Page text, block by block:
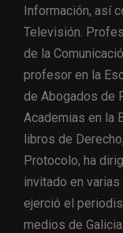
Información, así
Televisión.
de la
profesor en la
de Abogados de
Academias en la
libros de
Protocolo, ha
invitado en
ejerció el
medios de